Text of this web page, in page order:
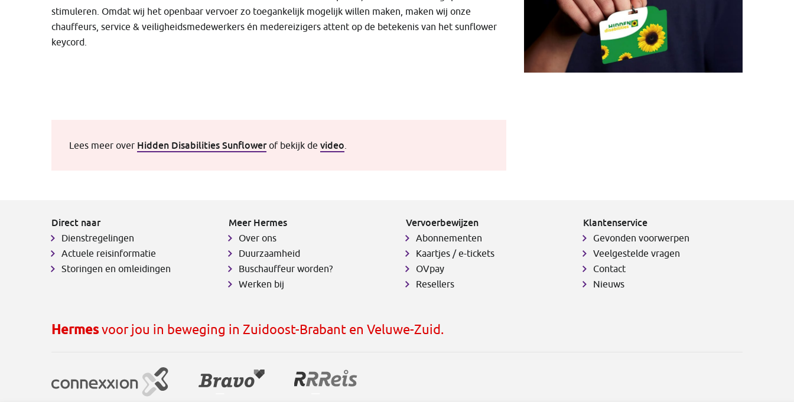
stimuleren. Omdat wij het openbaar vervoer zo toegankelijk mogelijk willen maken, maken wij onze
chauffeurs, service & veiligheidsmedewerkers én medereizigers attent op de betekenis van het sunflower
keycord.
Lees meer over Hidden Disabilities Sunflowerof bekijk de video
Direct naar
Dienstregelingen
Actuele reisinformatie
Storingen en omleidingen
Meer Hermes
Over ons
Duurzaamheid
Buschauffeur worden?
Werken bij
Vervoerbewijzen
Abonnementen
Kaartjes / e-tickets
OVpay
Resellers
Klantenservice
Gevonden voorwerpen
Veelgestelde vragen
Contact
Nieuws
Hermesvoor jou in beweging in Zuidoost-Brabant en Veluwe-Zuid.